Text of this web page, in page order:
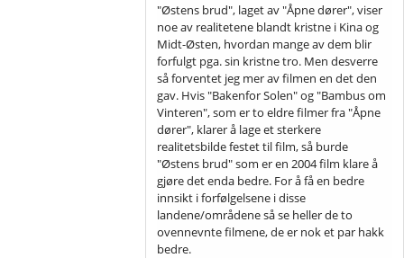
"Østens brud", laget av "Åpne dører", viser
noe av realitetene blandt kristne i Kina og
Midt-Østen, hvordan mange av dem blir
forfulgt pga. sin kristne tro. Men desverre
så forventet jeg mer av filmen en det den
gav. Hvis "Bakenfor Solen" og "Bambus om
Vinteren", som er to eldre filmer fra "Åpne
dører", klarer å lage et sterkere
realitetsbilde festet til film, så burde
"Østens brud" som er en 2004 film klare å
gjøre det enda bedre. For å få en bedre
innsikt i forfølgelsene i disse
landene/områdene så se heller de to
ovennevnte filmene, de er nok et par hakk
bedre.